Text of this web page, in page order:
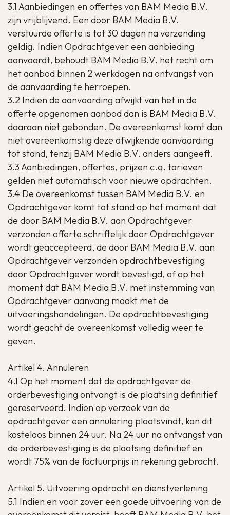
3.1 Aanbiedingen en offertes van BAM Media B.V.
zijn vrijblijvend. Een door BAM Media B.V.
verstuurde offerte is tot 30 dagen na verzending
geldig. Indien Opdrachtgever een aanbieding
aanvaardt, behoudt BAM Media B.V. het recht om
het aanbod binnen 2 werkdagen na ontvangst van
de aanvaarding te herroepen.
3.2 Indien de aanvaarding afwijkt van het in de
offerte opgenomen aanbod dan is BAM Media B.V.
daaraan niet gebonden. De overeenkomst komt dan
niet overeenkomstig deze afwijkende aanvaarding
tot stand, tenzij BAM Media B.V. anders aangeeft.
3.3 Aanbiedingen, offertes, prijzen c.q. tarieven
gelden niet automatisch voor nieuwe opdrachten.
3.4 De overeenkomst tussen BAM Media B.V. en
Opdrachtgever komt tot stand op het moment dat
de door BAM Media B.V. aan Opdrachtgever
verzonden offerte schriftelijk door Opdrachtgever
wordt geaccepteerd, de door BAM Media B.V. aan
Opdrachtgever verzonden opdrachtbevestiging
door Opdrachtgever wordt bevestigd, of op het
moment dat BAM Media B.V. met instemming van
Opdrachtgever aanvang maakt met de
uitvoeringshandelingen. De opdrachtbevestiging
wordt geacht de overeenkomst volledig weer te
geven.
Artikel 4. Annuleren
4.1 Op het moment dat de opdrachtgever de
orderbevestiging ontvangt is de plaatsing definitief
gereserveerd. Indien op verzoek van de
opdrachtgever een annulering plaatsvindt, kan dit
kosteloos binnen 24 uur. Na 24 uur na ontvangst van
de orderbevestiging is de plaatsing definitief en
wordt 75% van de factuurprijs in rekening gebracht.
Artikel 5. Uitvoering opdracht en dienstverlening
5.1 Indien en voor zover een goede uitvoering van de